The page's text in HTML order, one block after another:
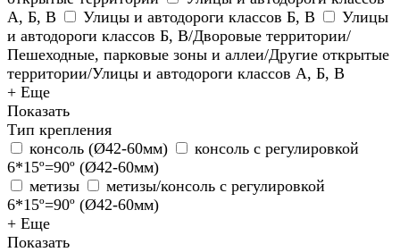
А, Б, В
Улицы и автодороги классов Б, В
Улицы
и автодороги классов Б, В/Дворовые территории/
Пешеходные, парковые зоны и аллеи/Другие открытые
территории/Улицы и автодороги классов А, Б, В
+ Еще
Показать
Тип крепления
консоль (Ø42-60мм)
консоль с регулировкой
6*15º=90º (Ø42-60мм)
метизы
метизы/консоль с регулировкой
6*15º=90º (Ø42-60мм)
+ Еще
Показать